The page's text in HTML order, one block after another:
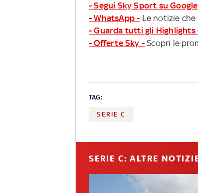
- Segui Sky Sport su
- WhatsApp - Le notizie che
- Guarda tutti gli Highlights
- Offerte Sky - Scopri le
TAG:
SERIE C
SERIE C: ALTRE